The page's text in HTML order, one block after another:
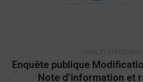
Share
Share
Share
de
commentaire
Onglet
Enquête publique
Note d’information et